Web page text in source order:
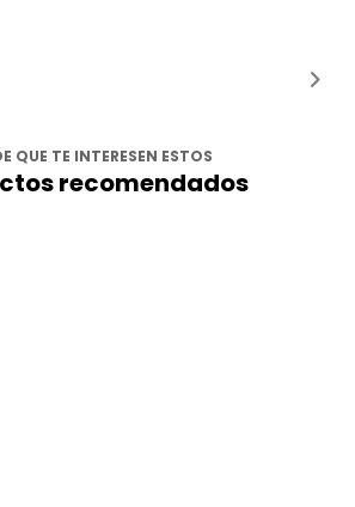
QUE TE INTERESEN ESTOS
recomendados